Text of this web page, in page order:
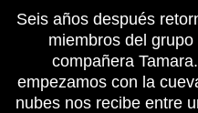
Seis años después
miembros del grupo
compañera
empezamos con la
nubes nos recibe entre